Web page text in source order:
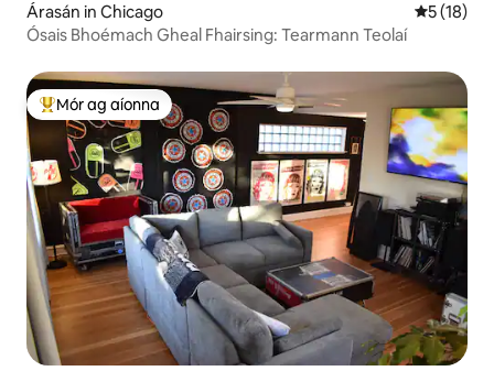
Árasán in Chicago
5 (18)
Ósais Bhoémach Gheal Fhairsing: Tearmann Teolaí
An-mhór ag aíonna
Mór ag aíonna